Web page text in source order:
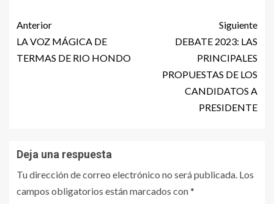
Anterior
LA VOZ MÁGICA DE
TERMAS DE RIO HONDO
Siguiente
DEBATE 2023: LAS
PRINCIPALES
PROPUESTAS DE LOS
CANDIDATOS A
PRESIDENTE
Deja una respuesta
Tu dirección de correo electrónico no será publicada. Los
campos obligatorios están marcados con*